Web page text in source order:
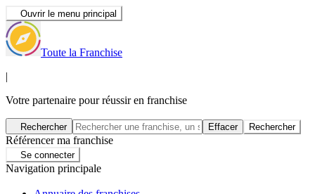
Ouvrir le menu principal
Toute la Franchise
|
Votre partenaire pour réussir en franchise
Rechercher Effacer Rechercher
Référencer ma franchise
Se connecter
Navigation principale